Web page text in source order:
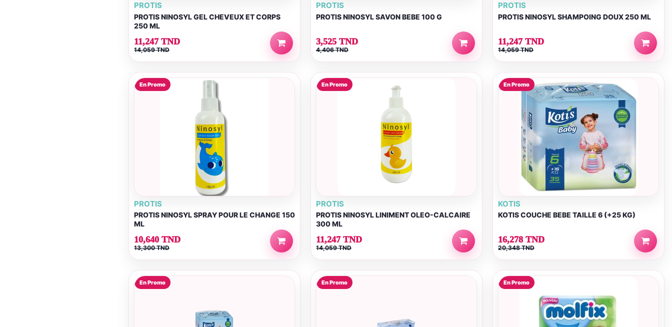
PROTIS
PROTIS NINOSYL GEL CHEVEUX ET CORPS
250 ML
11,247 TND
14,059 TND
PROTIS
PROTIS NINOSYL SAVON BEBE 100 G
3,525 TND
4,406 TND
PROTIS
PROTIS NINOSYL SHAMPOING DOUX 250 ML
11,247 TND
14,059 TND
En Promo
PROTIS
PROTIS NINOSYL SPRAY POUR LE CHANGE 150
ML
10,640 TND
13,300 TND
En Promo
PROTIS
PROTIS NINOSYL LINIMENT OLEO-CALCAIRE
300 ML
11,247 TND
14,059 TND
En Promo
KOTIS
KOTIS COUCHE BEBE TAILLE 6 (+25 KG)
16,278 TND
20,348 TND
En Promo En Promo En Promo